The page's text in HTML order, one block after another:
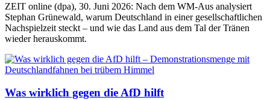
ZEIT online (dpa), 30. Juni 2026: Nach dem WM-Aus analysiert
Stephan Grünewald, warum Deutschland in einer gesellschaftlichen
Nachspielzeit steckt – und wie das Land aus dem Tal der Tränen
wieder herauskommt.
Was wirklich gegen die AfD hilft